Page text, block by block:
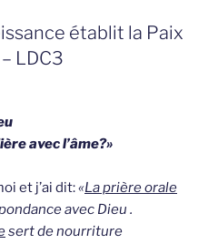
établit la Paix
LDC3
avec l’âme?»
et j’ai dit:«La prière orale
avec Dieu .
sert de nourriture